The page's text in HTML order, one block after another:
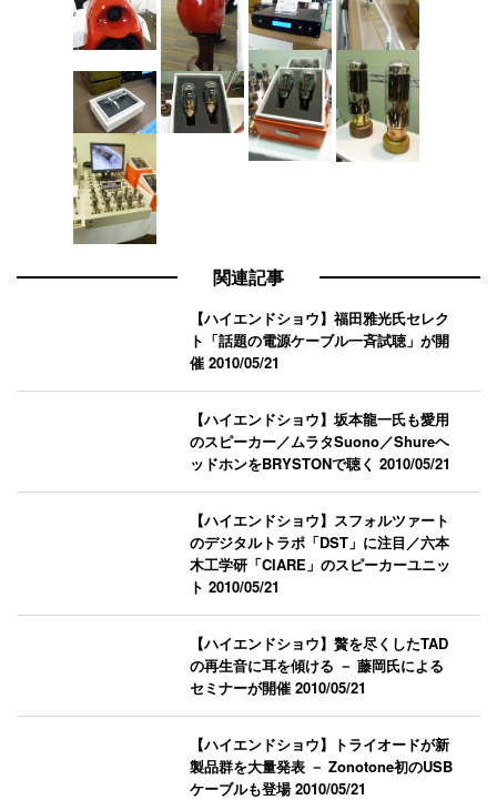
関連記事
【ハイエンドショウ】福田雅光氏セレク
ト「話題の電源ケーブル一斉試聴」が開
催2010/05/21
【ハイエンドショウ】坂本龍一氏も愛用
のスピーカー／ムラタSuono／Shureヘ
ッドホンをBRYSTONで聴く2010/05/21
【ハイエンドショウ】スフォルツァート
のデジタルトラポ「DST」に注目／六本
木工学研「CIARE」のスピーカーユニッ
ト2010/05/21
【ハイエンドショウ】贅を尽くしたTAD
の再生音に耳を傾ける － 藤岡氏による
セミナーが開催2010/05/21
【ハイエンドショウ】トライオードが新
製品群を大量発表 － Zonotone初のUSB
ケーブルも登場2010/05/21